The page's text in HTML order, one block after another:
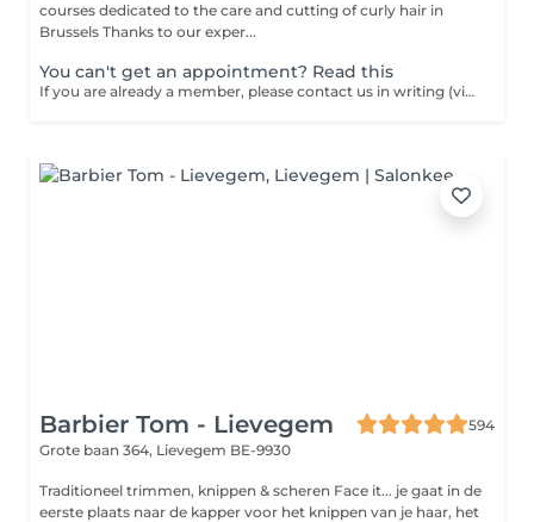
courses dedicated to the care and cutting of curly hair in
Brussels Thanks to our exper...
You can't get an appointment? Read this
If you are already a member, please contact us in writing (via WhatsApp or email) if you are unable to find an appointment OR sign up for the waiting list. We will contact you to schedule an appointment.
Barbier Tom - Lievegem
594
Grote baan 364, Lievegem BE-9930
Traditioneel trimmen, knippen & scheren Face it... je gaat in de
eerste plaats naar de kapper voor het knippen van je haar, het